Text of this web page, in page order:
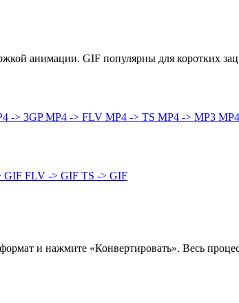
анимации. GIF популярны для коротких
-> 3GPMP4 -> FLV MP4 -> TS MP4 -> MP3
GIF FLV -> GIF TS -> GIF
и нажмите «Конвертировать». Весь